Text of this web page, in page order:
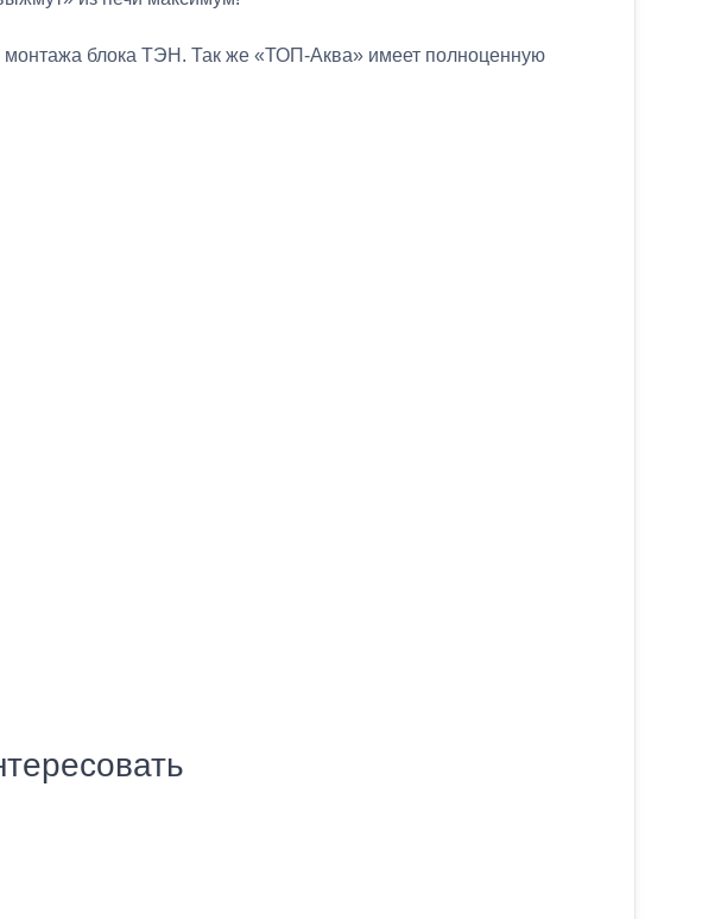
монтажа блока ТЭН. Так же «ТОП-Аква» имеет полноценную